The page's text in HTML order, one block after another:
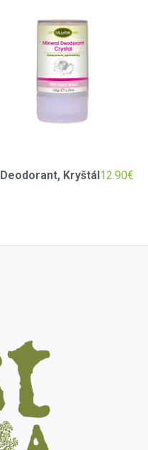
Deodorant, Kryštál12.90€